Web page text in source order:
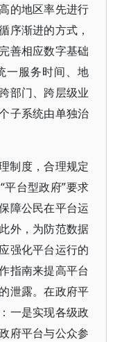
的地区率先进行
序渐进的方式，
善相应数字基础
一服务时间、地
部门、跨层级业
子系统由单独治
制度，合理规定
台型政府”要求
障公民在平台运
外，为防范数据
强化平台运行的
指南来提高平台
泄露。在政府平
一是实现各级政
府平台与公众参